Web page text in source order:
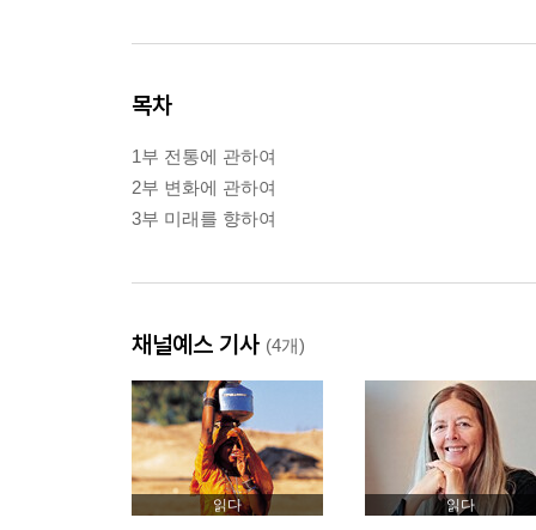
목차
1부 전통에 관하여
2부 변화에 관하여
3부 미래를 향하여
채널예스 기사 (4개)
읽다 읽다